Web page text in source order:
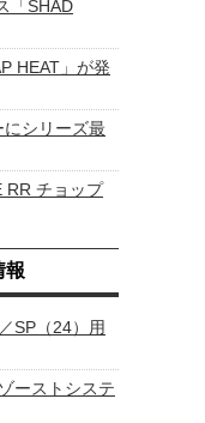
「SHAD
HEAT」が発
にシリーズ最
RR チョップ
報
SP（24）用
ーストシステ